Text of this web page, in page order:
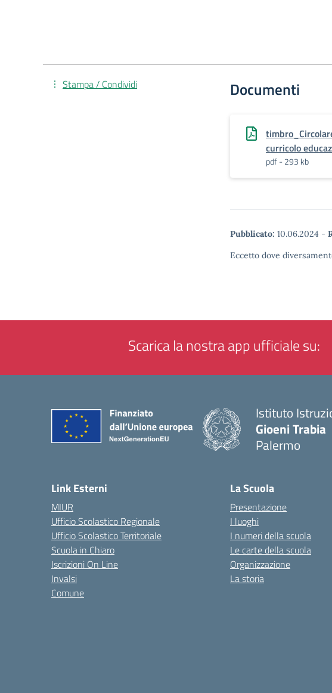
Documenti
curricolo
pdf - 293 kb
Pubblicato: 10.06.2024 -
Eccetto dove
Stampa / Condividi
Scarica la nostra app ufficiale su:
Istituto
Gioeni Trabia
Palermo
Link Esterni
MIUR
Ufficio Scolastico Regionale
Ufficio Scolastico Territoriale
Scuola in Chiaro
Iscrizioni On Line
Invalsi
Comune
La Scuola
Presentazione
I luoghi
I numeri della scuola
Le carte della scuola
Organizzazione
La storia